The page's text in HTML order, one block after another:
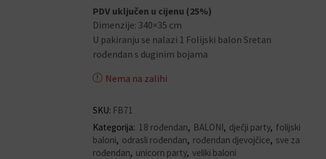
PDV uključen u cijenu (25%)
Dimenzije: 340×35 cm
U pakiranju se nalazi 1 Folijski balon Sretan
rođendan s duginim bojama
Nema na zalihi
SKU: FB71
Kategorija: 18 rođendan, BALONI, dječji party, folijski
baloni, odrasli rođendan, rođendan djevojčice, sve za
rođendan, unicorn party, veliki baloni